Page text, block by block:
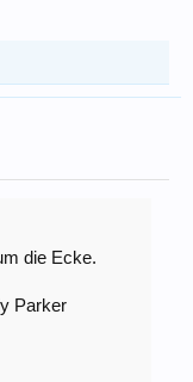
die Ecke.
Parker